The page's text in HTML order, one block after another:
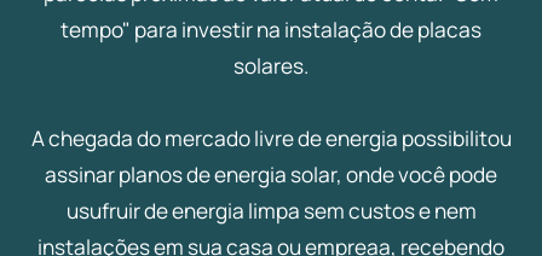
tempo" para investir na instalação de placas
solares.
A chegada do mercado livre de energia possibilitou
assinar planos de energia solar, onde você pode
usufruir de energia limpa sem custos e nem
instalações em sua casa ou empreaa, recebendo